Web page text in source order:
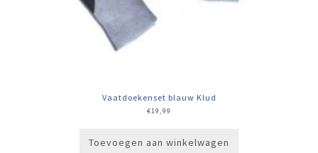
Vaatdoekenset blauw Klud
€19,99
Toevoegen aan winkelwagen